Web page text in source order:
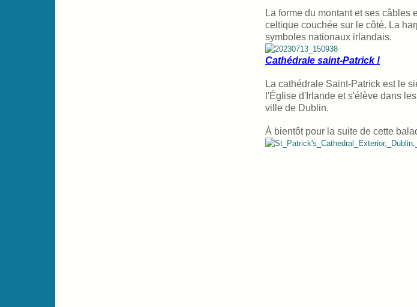
La forme du montant et ses câbles
celtique couchée sur le côté. La
symboles nationaux irlandais.
Cathédrale saint-Patrick !
La cathédrale Saint-Patrick est le
l'Église d'Irlande et s'élève dans
ville de Dublin.
À bientôt pour la suite de cette